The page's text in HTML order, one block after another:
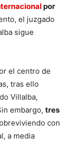
por
el juzgado
sigue
el centro de
tras ello
Villalba,
embargo, tres
con
a media